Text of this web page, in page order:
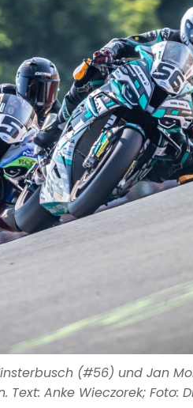
(#56) und Jan
Text: Anke Wieczorek; Foto: